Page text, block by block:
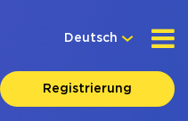
Deutsch
Registrierung